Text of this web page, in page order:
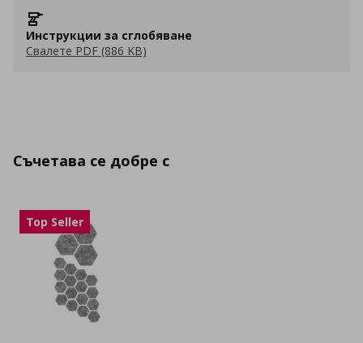
Инструкции за сглобяване
Свалете PDF (886 KB)
Съчетава се добре с
Top Seller